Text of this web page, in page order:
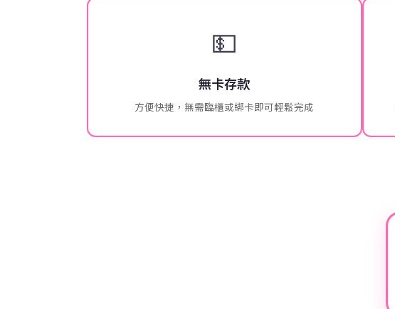
💵
無卡存款
方便快捷，無需臨櫃或綁卡即可輕鬆完成